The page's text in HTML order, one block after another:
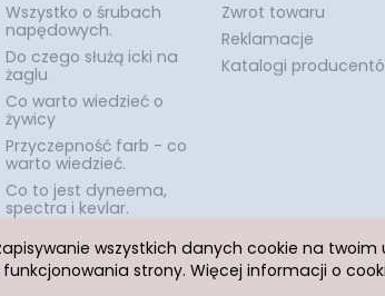
Wszystko o śrubach
napędowych.
Do czego służą icki na
żaglu
Co warto wiedzieć o
żywicy
Przyczepność farb - co
warto wiedzieć.
Co to jest dyneema,
spectra i kevlar.
Zwrot towaru
Reklamacje
Katalogi
wszystkich danych cookie na
strony. Więcej informacji o